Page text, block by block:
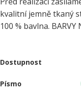
kvalitní jemně tkaný
100 % bavlna. BARVY
Dostupnost
Písmo